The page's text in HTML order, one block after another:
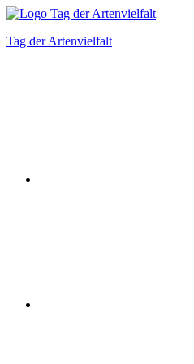
Zum
springen
Tag der Artenvielfalt